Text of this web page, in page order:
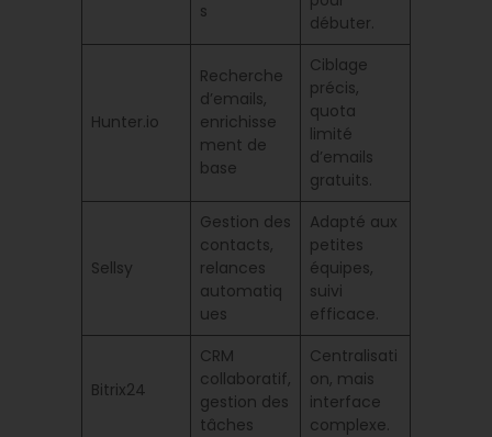
s
débuter.
Hunter.io
Recherche
d’emails,
enrichisse
ment de
base
Ciblage
précis,
quota
limité
d’emails
gratuits.
Sellsy
Gestion des
contacts,
relances
automatiq
ues
Adapté aux
petites
équipes,
suivi
efficace.
Bitrix24
CRM
collaboratif,
gestion des
tâches
Centralisati
on, mais
interface
complexe.